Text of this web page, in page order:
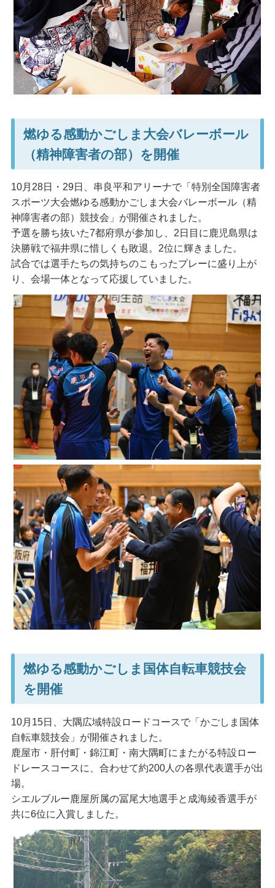
燃ゆる感動かごしま大会バレーボール
（精神障害者の部）を開催
10月28日・29日、串良平和アリーナで「特別全国障害者
スポーツ大会燃ゆる感動かごしま大会バレーボール（精
神障害者の部）競技会」が開催されました。
予選を勝ち抜いた7都府県が参加し、2日目に鹿児島県は
決勝戦で福井県に惜しくも敗退。2位に輝きました。
試合では選手たちの気持ちのこもったプレーに盛り上が
り、会場一体となって応援していました。
燃ゆる感動かごしま国体自転車競技会
を開催
10月15日、大隅広域特設ロードコースで「かごしま国体
自転車競技会」が開催されました。
鹿屋市・肝付町・錦江町・南大隅町にまたがる特設ロー
ドレースコースに、合わせて約200人の各県代表選手が出
場。
シエルブルー鹿屋所属の冨尾大地選手と成海綾香選手が
共に6位に入賞しました。